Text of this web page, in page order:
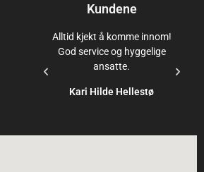
Kundene
Amazing team who does
an amazing job